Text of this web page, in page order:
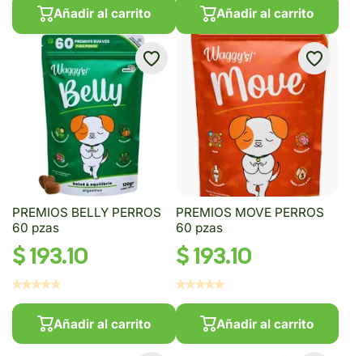
Añadir al carrito Añadir al carrito
PREMIOS BELLY PERROS
60 pzas
$ 193.10
Añadir al carrito
PREMIOS MOVE PERROS
60 pzas
$ 193.10
Añadir al carrito